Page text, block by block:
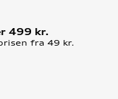
499 kr.
fra 49 kr.